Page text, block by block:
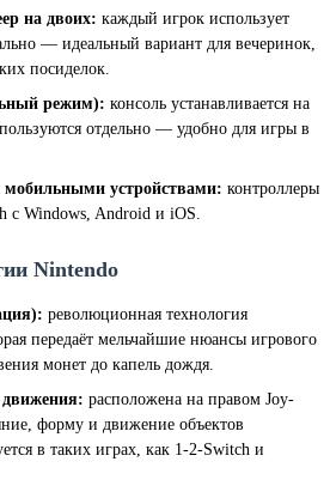
на двоих: каждый игрок использует
— идеальный вариант для вечеринок,
посиделок.
режим): консоль устанавливается на
отдельно — удобно для игры в
мобильными устройствами: контроллеры
с Windows, Android и iOS.
Nintendo
революционная технология
передаёт мельчайшие нюансы игрового
монет до капель дождя.
расположена на правом Joy-
форму и движение объектов
в таких играх, как 1-2-Switch и